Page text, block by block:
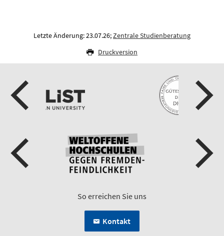
Letzte Änderung: 23.07.26;Zentrale Studienberatung
Druckversion
So erreichen Sie uns
Kontakt